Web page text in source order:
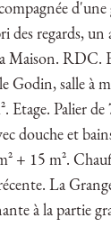
d'une
des regards, un
Maison. RDC.
Godin, salle à
Etage. Palier
douche et
+ 15 m².
La
à la partie